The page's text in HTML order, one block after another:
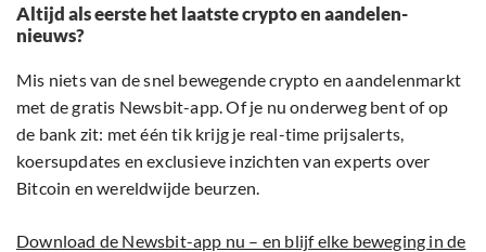
Altijd als eerste het laatste crypto en aandelen-
nieuws?
Mis niets van de snel bewegende crypto en aandelenmarkt
met de gratis Newsbit-app. Of je nu onderweg bent of op
de bank zit: met één tik krijg je real-time prijsalerts,
koersupdates en exclusieve inzichten van experts over
Bitcoin en wereldwijde beurzen.
Download de Newsbit-app nu – en blijf elke beweging in de